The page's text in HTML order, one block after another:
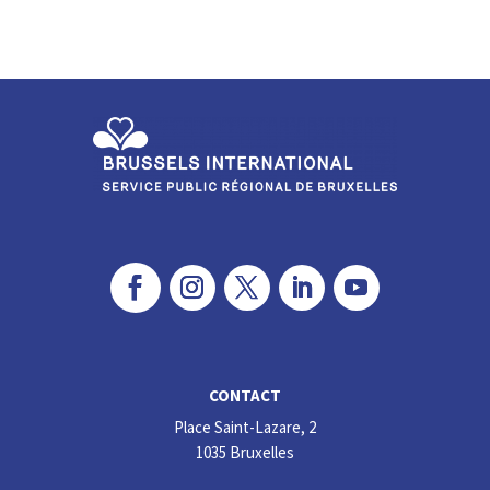
dI o
k
CONTACT
Place Saint-Lazare, 2
1035 Bruxelles